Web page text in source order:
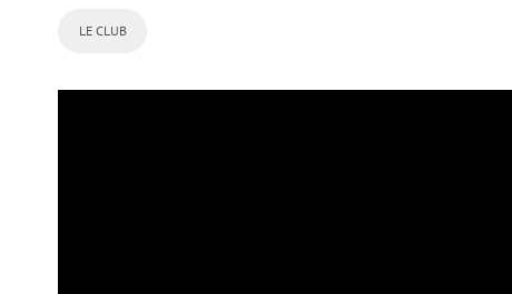
LE CLUB